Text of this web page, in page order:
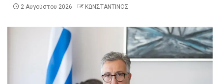
2 Αυγούστου 2026 ΚΩΝΣΤΑΝΤΙΝΟΣ